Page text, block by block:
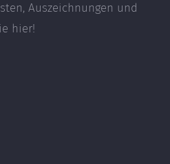
Auszeichnungen und
hier!